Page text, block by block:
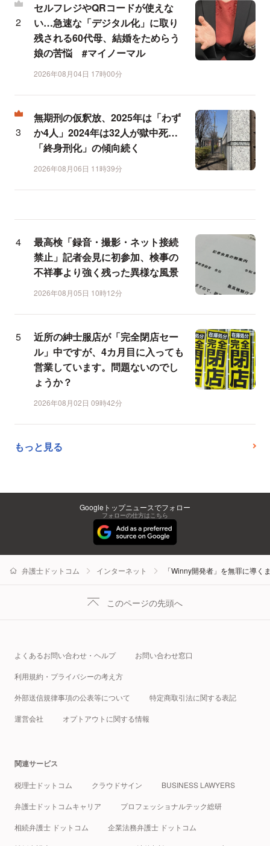
セルフレジやQRコードが使えな
い…急速な「デジタル化」に取り
残される60代母、結婚をためらう
娘の苦悩 #マイノーマル
2026年08月04日 17時00分
無期刑の仮釈放、2025年は「わず
か4人」2024年は32人が獄中死…
「終身刑化」の傾向続く
2026年08月06日 11時39分
最高検「録音・撮影・ネット接続
禁止」記者会見に初参加、検事の
不祥事より強く残った異様な風景
2026年08月05日 10時12分
近所の紳士服店が「完全閉店セー
ル」中ですが、4カ月目に入っても
営業しています。問題ないのでし
ょうか？
2026年08月02日 09時42分
もっと見る
Googleトップニュースでフォロー
フォローの仕方はこちら
弁護士ドットコム インターネット 「Winny開発者」を無罪に導
このページの先頭へ
よくあるお問い合わせ・ヘルプ お問い合わせ窓口
利用規約・プライバシーの考え方
外部送信規律事項の公表等について 特定商取引法に関する表記
運営会社 オプトアウトに関する情報
関連サービス
税理士ドットコム クラウドサイン BUSINESS LAWYERS
弁護士ドットコムキャリア プロフェッショナルテック総研
相続弁護士 ドットコム 企業法務弁護士 ドットコム